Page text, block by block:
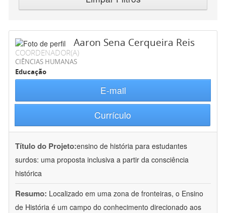
Aaron Sena Cerqueira Reis
COORDENADOR(A)
CIÊNCIAS HUMANAS
Educação
E-mail
Currículo
Título do Projeto:ensino de história para estudantes
surdos: uma proposta inclusiva a partir da consciência
histórica
Resumo: Localizado em uma zona de fronteiras, o Ensino
de História é um campo do conhecimento direcionado aos